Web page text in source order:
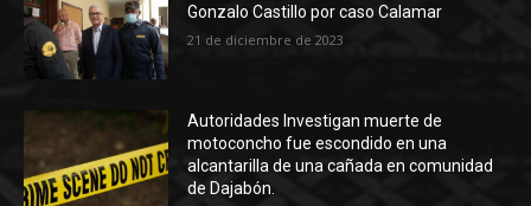
Gonzalo Castillo por caso Calamar
21 de diciembre de 2023
Autoridades Investigan muerte de
motoconcho fue escondido en una
alcantarilla de una cañada en comunidad
de Dajabón.